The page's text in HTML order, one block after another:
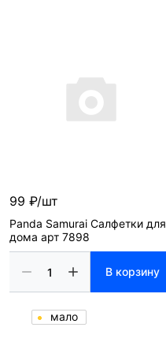
99 ₽/шт
Panda Samurai Салфетки для
дома арт 7898
В корзину
мало